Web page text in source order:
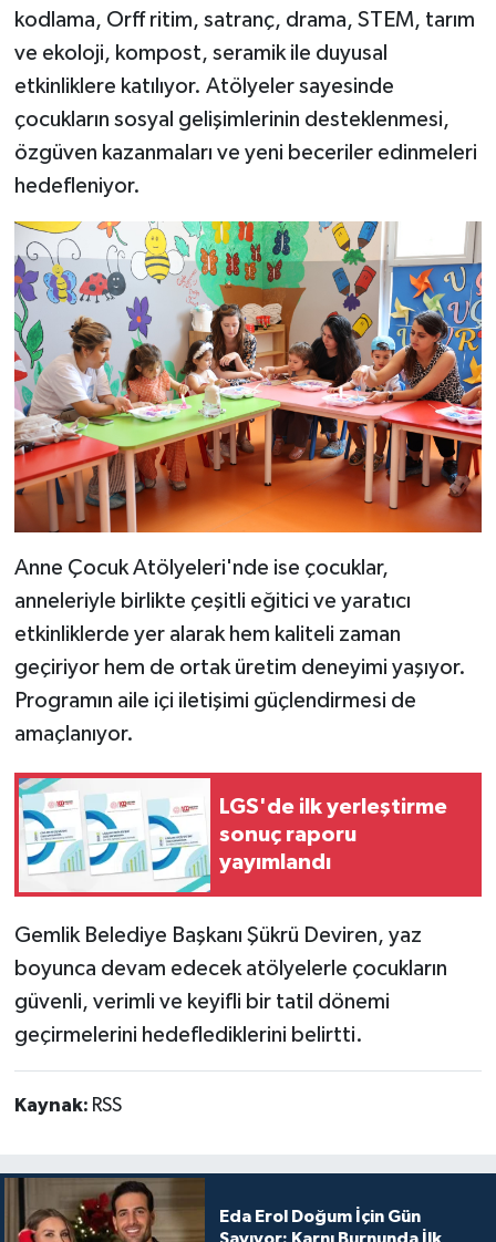
kodlama, Orff ritim, satranç, drama, STEM, tarım
ve ekoloji, kompost, seramik ile duyusal
etkinliklere katılıyor. Atölyeler sayesinde
çocukların sosyal gelişimlerinin desteklenmesi,
özgüven kazanmaları ve yeni beceriler edinmeleri
hedefleniyor.
Anne Çocuk Atölyeleri'nde ise çocuklar,
anneleriyle birlikte çeşitli eğitici ve yaratıcı
etkinliklerde yer alarak hem kaliteli zaman
geçiriyor hem de ortak üretim deneyimi yaşıyor.
Programın aile içi iletişimi güçlendirmesi de
amaçlanıyor.
LGS'de ilk yerleştirme
sonuç raporu
yayımlandı
Gemlik Belediye Başkanı Şükrü Deviren, yaz
boyunca devam edecek atölyelerle çocukların
güvenli, verimli ve keyifli bir tatil dönemi
geçirmelerini hedeflediklerini belirtti.
Kaynak: RSS
Eda Erol Doğum İçin Gün
Sayıyor: Karnı Burnunda İlk